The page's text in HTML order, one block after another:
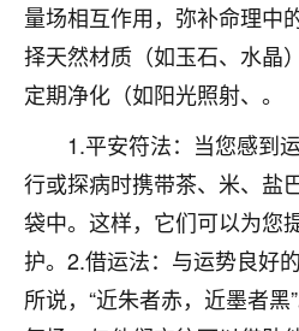
量场相互作用，弥补命理中
择天然材质（如玉石、水晶
定期净化（如阳光照射、。
1.平安符法：当您感到
行或探病时携带茶、米、盐
袋中。这样，它们可以为您
护。2.借运法：与运势良好
所说，“近朱者赤，近墨者
鹿森：是的，其实跟
触，首先就是心态会
不由人！
1天前 来自四川
金白水清
我也想找老师看看，有没
鹿森 ：慧来老师微信